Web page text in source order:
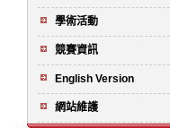
學術活動
競賽資訊
English Version
網站維護